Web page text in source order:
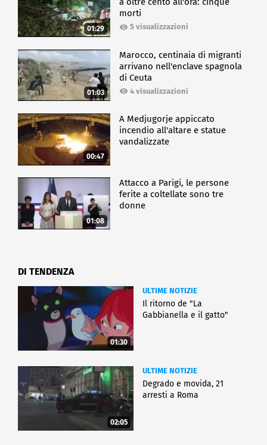
01:29
morti
5 visualizzazioni
01:03
Marocco, centinaia di migranti
arrivano nell'enclave spagnola
di Ceuta
4 visualizzazioni
00:47
A Medjugorje appiccato
incendio all'altare e statue
vandalizzate
01:08
Attacco a Parigi, le persone
ferite a coltellate sono tre
donne
DI TENDENZA
01:30
ULTIME NOTIZIE
Il ritorno de "La
Gabbianella e il gatto"
02:05
ULTIME NOTIZIE
Degrado e movida, 21
arresti a Roma